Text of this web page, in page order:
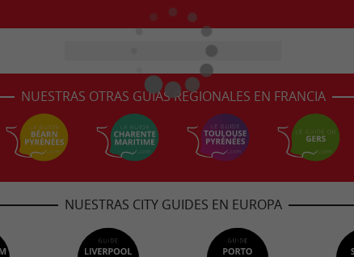
NUESTRAS OTRAS GUÍAS REGIONALES EN FRANCIA
NUESTRAS CITY GUIDES EN EUROPA